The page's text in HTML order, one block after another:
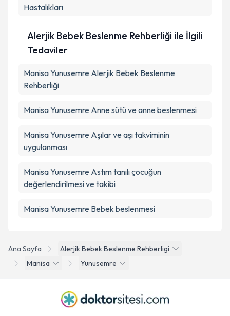
Ana Sayfa
Alerjik Bebek Beslenme Rehberligi
Manisa
Yunusemre
Hastalıkları
Alerjik Bebek Beslenme Rehberliği ile İlgili
Tedaviler
Manisa Yunusemre Alerjik Bebek Beslenme
Rehberliği
Manisa Yunusemre Anne sütü ve anne beslenmesi
Manisa Yunusemre Aşılar ve aşı takviminin
uygulanması
Manisa Yunusemre Astım tanılı çocuğun
değerlendirilmesi ve takibi
Manisa Yunusemre Bebek beslenmesi